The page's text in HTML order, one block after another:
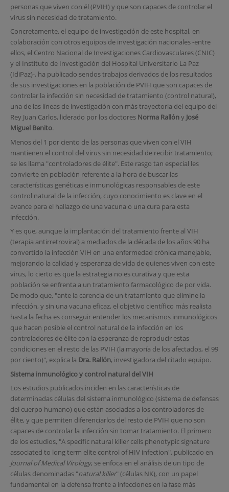
personas que viven con él (PVIH) y que son capaces de controlar el
virus sin necesidad de tratamiento.
Concretamente, el equipo de investigación de este hospital, en
colaboración con otros equipos de investigación nacionales -entre
ellos, el Centro Nacional de Investigaciones Cardiovasculares (CNIC)
y el Instituto de Investigación del Hospital Universitario La Paz
(IdiPaz)-, ha publicado sendos trabajos derivados de los resultados
de sus investigaciones en la población de PVIH que son capaces de
controlar la infección sin necesidad de tratamiento (control natural),
una de las líneas de investigación con más trayectoria del equipo del
Rey Juan Carlos, liderado por los doctores Norma Rallóny José
Miguel Benito.
Menos del 1 por ciento de las personas que viven con el VIH
mantienen el control del virus sin necesidad de recibir tratamiento;
se les llama "controladores de élite". Este rasgo tan especial les
convierte en población referente a la hora de buscar las
características genéticas e inmunológicas responsables de este
control natural de la infección, cuyo conocimiento es clave en el
avance para el hallazgo de una vacuna o una cura para esta
infección.
Y es que, aunque la implantación del tratamiento frente al VIH
(terapia antirretroviral) a mediados de la década de los años 90 ha
convertido la infección VIH en una enfermedad crónica manejable,
mejorando la calidad y esperanza de vida de quienes viven con este
virus, lo cierto es que la estrategia no es curativa y que esta
población se enfrenta a un tratamiento farmacológico de por vida.
De modo que, "ante la carencia de un tratamiento que elimine la
infección, y sin una vacuna eficaz, el objetivo científico más realista
hasta la fecha es conseguir entender los mecanismos inmunológicos
que hacen posible el control natural de la infección en los
controladores de élite con la esperanza de reproducir estas
condiciones en el resto de las PVIH (la mayoría de los afectados, el 99
por ciento)", explica la Dra. Rallón, investigadora del citado equipo.
Sistema inmunológico y control natural del VIH
Los estudios publicados inciden en las características de
determinadas células del sistema inmunológico (sistema de defensas
del cuerpo humano) que están asociadas a los controladores de
élite, y que permiten diferenciarlos del resto de PVIH que no son
capaces de controlar la infección sin tomar tratamiento. El primero
de los estudios, "A specific natural killer cells phenotypic signature
associated to long term elite control of HIV infection", publicado en
Journal of Medical Virology, se enfoca en el análisis de un tipo de
células denominadas "natural killer" (células NK), con un papel
fundamental en la defensa frente a infecciones en la fase más